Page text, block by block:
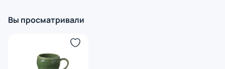
Вы просматривали